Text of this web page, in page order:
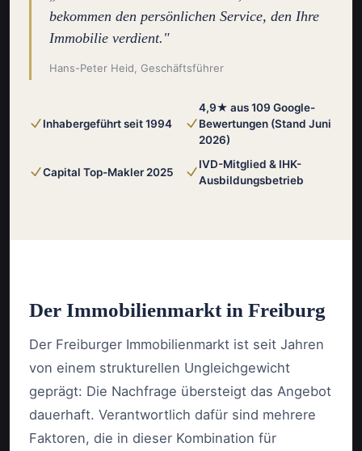
bekommen den persönlichen Service, den Ihre
Immobilie verdient."
Hans-Peter Heid, Geschäftsführer
Inhabergeführt seit 1994
4,9★ aus 109 Google-
Bewertungen (Stand Juni
2026)
Capital Top-Makler 2025
IVD-Mitglied & IHK-
Ausbildungsbetrieb
Der Immobilienmarkt in Freiburg
Der Freiburger Immobilienmarkt ist seit Jahren
von einem strukturellen Ungleichgewicht
geprägt: Die Nachfrage übersteigt das Angebot
dauerhaft. Verantwortlich dafür sind mehrere
Faktoren, die in dieser Kombination für